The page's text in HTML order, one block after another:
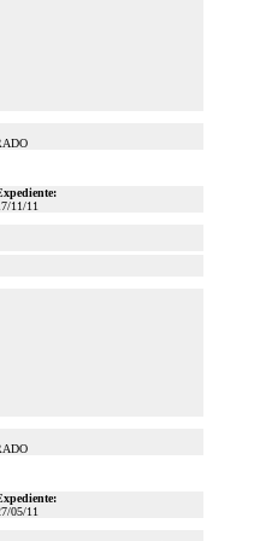
11/11
05/11